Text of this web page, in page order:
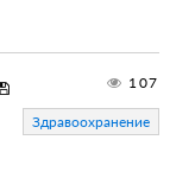
107
Здравоохранение